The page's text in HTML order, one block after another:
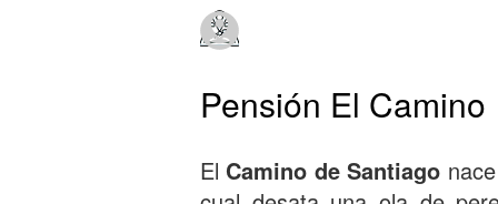
Pensión El Camino
El Camino de Santiago